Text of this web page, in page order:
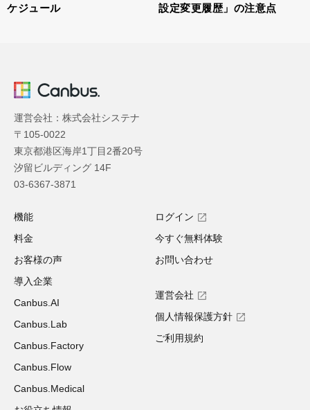
ケジュール
設定変更履歴」の注意点
運営会社：株式会社システナ
〒105-0022
東京都港区海岸1丁目2番20号
汐留ビルディング 14F
03-6367-3871
機能
料金
お客様の声
導入企業
Canbus.AI
Canbus.Lab
Canbus.Factory
Canbus.Flow
Canbus.Medical
ログイン
今すぐ無料体験
お問い合わせ
運営会社
個人情報保護方針
ご利用規約